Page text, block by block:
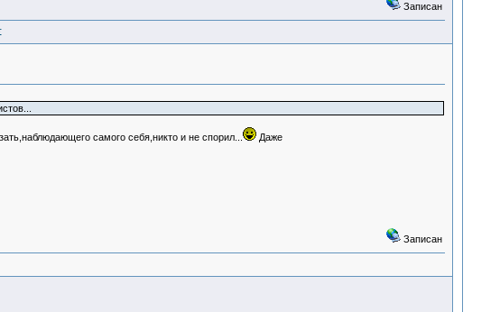
Записан
самого себя,никто и не спорил...
Даже
Записан